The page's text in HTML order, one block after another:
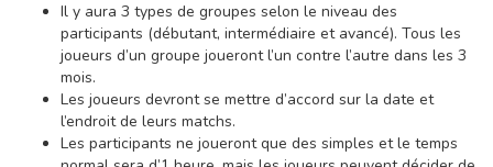
Il y aura 3 types de groupes selon le niveau des
participants (débutant, intermédiaire et avancé). Tous les
joueurs d’un groupe joueront l’un contre l’autre dans les 3
mois.
Les joueurs devront se mettre d’accord sur la date et
l’endroit de leurs matchs.
Les participants ne joueront que des simples et le temps